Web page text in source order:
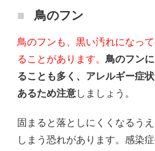
鳥のフン
鳥のフンも、黒い汚れになっ
ることがあります。 鳥のフン
ることも多く、アレルギー症
あるため注意しましょう。
固まると落としにくくなるう
しまう恐れがあります。感染